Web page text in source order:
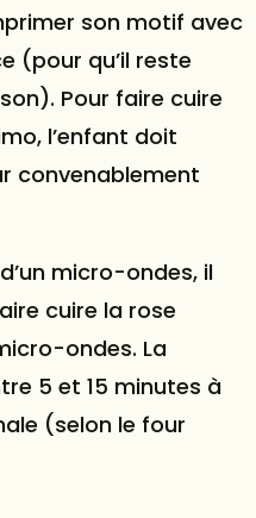
son motif avec
(pour qu’il reste
Pour faire cuire
l’enfant doit
convenablement
micro-ondes, il
cuire la rose
ondes. La
5 et 15 minutes à
(selon le four